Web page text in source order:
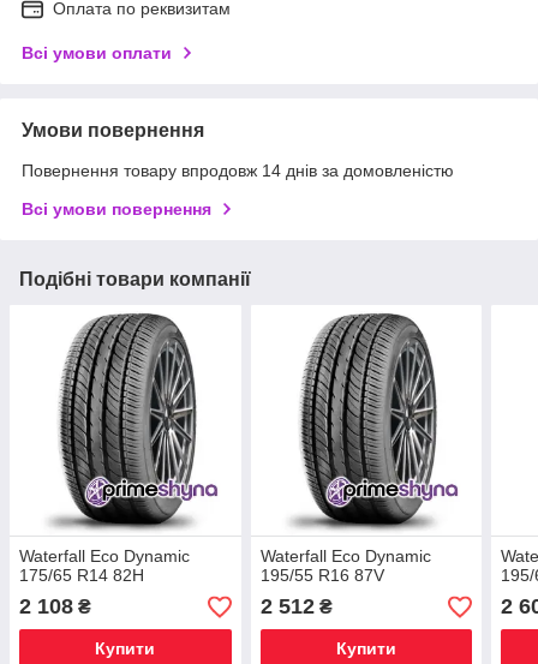
Оплата по реквизитам
Всі умови оплати
Умови повернення
Повернення товару впродовж 14 днів за домовленістю
Всі умови повернення
Подібні товари компанії
Waterfall Eco Dynamic
175/65 R14 82H
2 108 ₴
Купити
Waterfall Eco Dynamic
195/55 R16 87V
2 512₴
Купити
2